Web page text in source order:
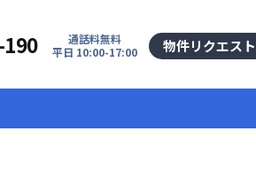
通話料無料
平日 10:00-17:00
物件リクエスト